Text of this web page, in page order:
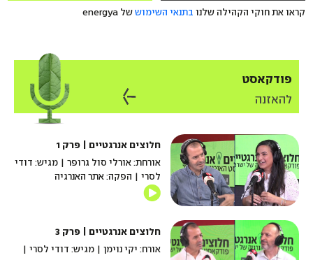
קראו את חוקי הקהילה שלנו בתנאי השימוששל energya
פודקאסט
להאזנה
חלוצים אנרגטיים | פרק 1
אורחת: אורלי סול גרופר | מגיש: דודי
לסרי | הפקה: אתר האנרגיה
חלוצים אנרגטיים | פרק 3
אורח: יקי נוימן | מגיש: דודי לסרי |